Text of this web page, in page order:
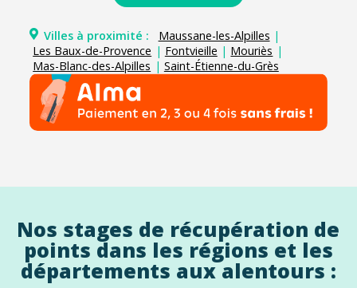
Villes à proximité : Maussane-les-Alpilles |
Les Baux-de-Provence | Fontvieille | Mouriès |
Mas-Blanc-des-Alpilles | Saint-Étienne-du-Grès
Nos stages de récupération de
points dans les régions et les
départements aux alentours :